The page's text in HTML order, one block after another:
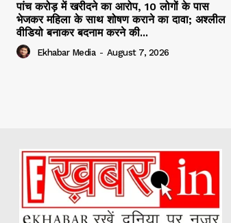
पांच करोड़ में खरीदने का आरोप, 10 लोगों के पास
भेजकर महिला के साथ शोषण कराने का दावा; अश्लील
वीडियो बनाकर बदनाम करने की...
Ekhabar Media - August 7, 2026